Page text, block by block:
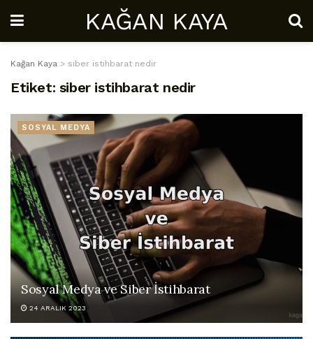
KAĞAN KAYA
Kağan Kaya > siber istihbarat nedir
Etiket: siber istihbarat nedir
SOSYAL MEDYA
Sosyal Medya ve Siber İstihbarat
24 ARALIK 2023